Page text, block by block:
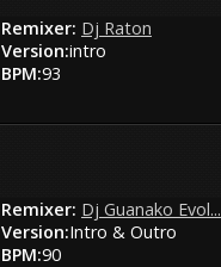
Remixer: Dj Raton
Version:intro
BPM:93
Remixer: Dj Guanako Evol...
Version:Intro & Outro
BPM:90